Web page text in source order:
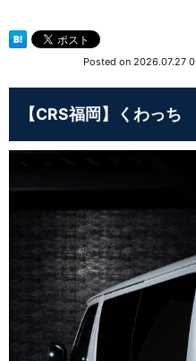
Posted on 2026.07.27
【CRS福岡】くわっ